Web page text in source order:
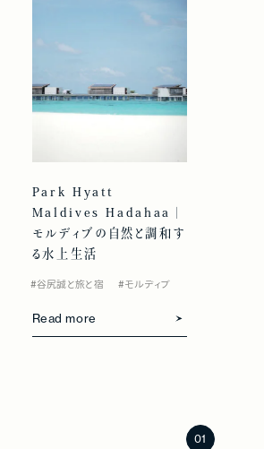
Park Hyatt
Maldives Hadahaa｜
モルディブの自然と調和す
る水上生活
#谷尻誠と旅と宿 #モルディブ
Read more
01